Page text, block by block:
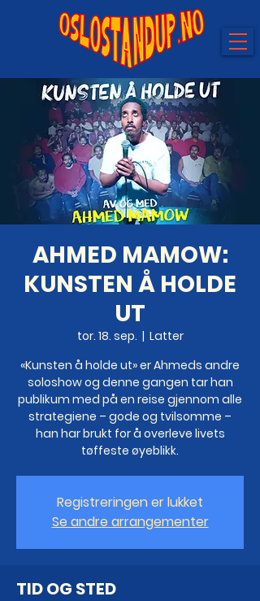
AHMED MAMOW:
KUNSTEN Å HOLDE
UT
tor. 18. sep.
  |
Latter
«Kunsten å holde ut» er Ahmeds andre
soloshow og denne gangen tar han
publikum med på en reise gjennom alle
strategiene – gode og tvilsomme –
han har brukt for å overleve livets
tøffeste øyeblikk.
Registreringen er lukket
Se andre arrangementer
TID OG STED